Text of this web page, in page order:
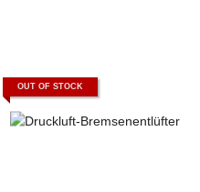
OUT OF STOCK